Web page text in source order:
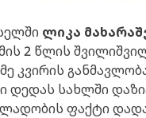
ლიკა
2 წლის
კვირის
დედას სახლში
ფაქტი